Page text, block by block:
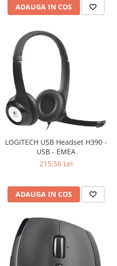
Imprimante 3D
Televizoare & accesorii
Multiboard & Accessorii
Multimedia
Foto & Video
Cloud si Aplicatii SaaS
Sisteme Videoconferinta
Securitate Date
ADAUGA IN COS
LOGITECH USB Headset H390 -
USB - EMEA
215,56 Lei
ADAUGA IN COS